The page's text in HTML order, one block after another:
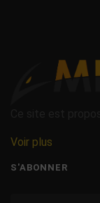
Voir plus
S'ABONNER